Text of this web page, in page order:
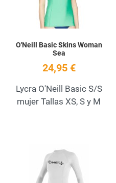
O'Neill Basic Skins Woman
Sea
24,95 €
Lycra O'Neill Basic S/S
mujer Tallas XS, S y M
Añadir a la lista de deseos